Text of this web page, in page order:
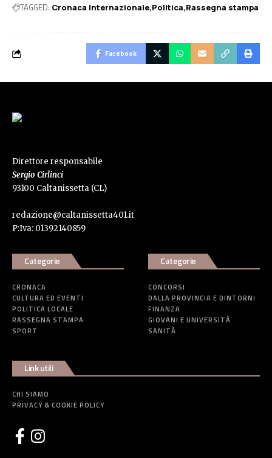
TAGGED: Cronaca Internazionale Politica Rassegna stampa
Facebook
Direttore responsabile
Sergio Cirlinci
93100 Caltanissetta (CL)
redazione@caltanissetta401.it
P:Iva: 01392140859
Categorie
CRONACA
CULTURA ED EVENTI
POLITICA LOCALE
RASSEGNA STAMPA
SPORT
Categorie
CONCORSI
DALLA PROVINCIA E DINTORNI
FINANZA
GIOVANI E UNIVERSITÀ
SANITÀ
Link utili
CHI SIAMO
PRIVACY & COOKIE POLICY